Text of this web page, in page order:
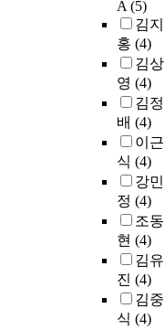
A(5)
김지
홍 (4)
김상
영 (4)
김정
배 (4)
이근
식 (4)
강민
정 (4)
조동
현 (4)
김유
진 (4)
김중
식 (4)